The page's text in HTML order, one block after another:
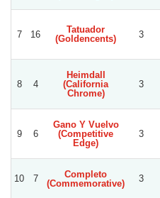
7 16
Tatuador
(Goldencents)
3
8 4
Heimdall
(California
Chrome)
3
9 6
Gano Y Vuelvo
(Competitive
Edge)
3
10 7
Completo
(Commemorative)
3